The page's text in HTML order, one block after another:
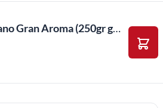
Caffè Vergnano Gran Aroma (250gr gemahlener)
In